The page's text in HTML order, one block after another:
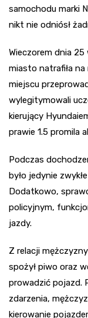
samochodu marki
nikt nie odniósł
Wieczorem dnia
miasto natrafiła
miejscu
wylegitymowali
kierujący
prawie 1.5 promila
Podczas
było jedynie
Dodatkowo,
policyjnym,
jazdy.
Z relacji
spożył piwo oraz
prowadzić pojazd.
zdarzenia,
kierowanie